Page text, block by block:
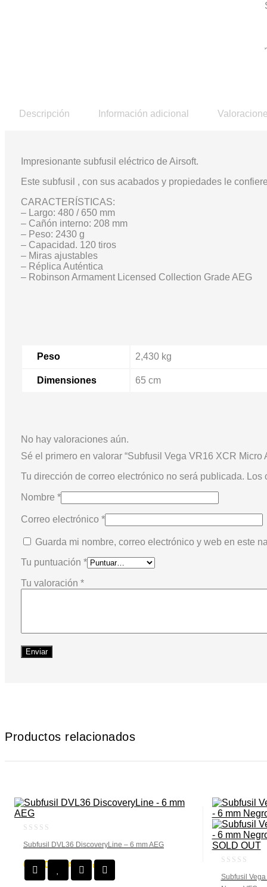
Descripción Información adicional
Impresionante subfusil eléctrico de Airsoft.
Este subfusil , con sus acabados y propiedades le
CARACTERÍSTICAS:
– Largo: 480 / 650 mm
– Cañón interno: 208 mm
– Peso: 2430 g
– Capacidad. 120 tiros
– Miras ajustables
– Réplica Auténtica
– Robinson Armament Licensed Collection Grade AEG
Peso 2,430 kg
Dimensiones 65 cm
No hay valoraciones aún.
Sé el primero en valorar “Subfusil Vega VR16 XCR Micro
Tu dirección de correo electrónico no será publicada. Los
Nombre *
Correo electrónico *
Guarda mi nombre, correo electrónico y web en este
Tu puntuación *
Tu valoración *
Productos relacionados
out
of
Subfusil DVL36 DiscoveryLine – 6 mm AEG
68,90 IVA incluido
SOLD OUT
out
Subfusil